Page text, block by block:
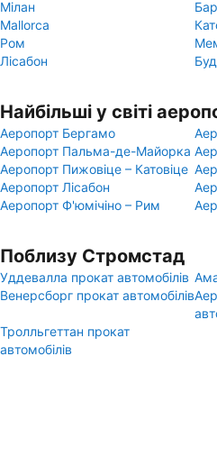
Мілан
Mallorca
Ром
Лісабон
Найбільші у світі
Аеропорт Бергамо
Аеропорт Пальма-де-Майорка
Аеропорт Пижовіце – Катовіце
Аеропорт Лісабон
Аеропорт Ф'юмічіно – Рим
Поблизу Стромстад
Уддевалла прокат автомобілів
Венерсборг прокат автомобілів
Тролльгеттан прокат
автомобілів